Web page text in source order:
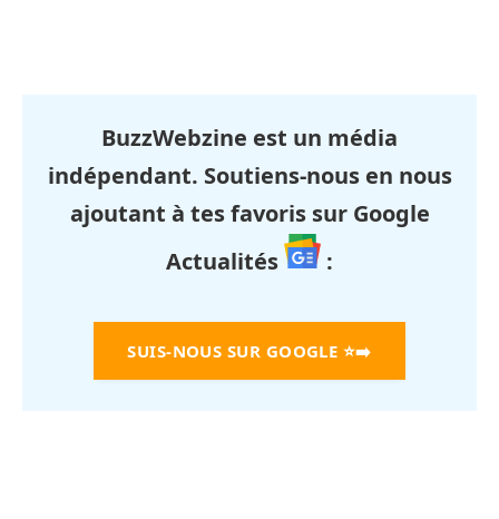
BuzzWebzine est un média
indépendant. Soutiens-nous en nous
ajoutant à tes favoris sur Google
Actualités
:
SUIS-NOUS SUR GOOGLE ⭐➡️